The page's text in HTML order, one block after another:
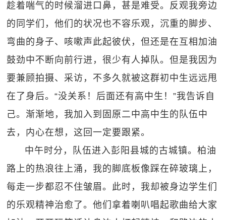
趁着喘气的时候溜进口鼻，甚是难受。反观我旁边
的同学们，他们的状况也不容乐观，沉重的脚步、
弯曲的身子、咳嗽声此起彼伏，但还是在互相加油
鼓劲中不断向前行进，很少有人掉队。但是我因为
要兼顾拍摄、采访，不多久就被这群初中生远远甩
在了身后。“没关系！后面还有高中生！”我告诉自
己。渐渐地，我加入到固原二中高中生的队伍中
去，内心在想，这回一定要跟紧。
中午时分，队伍进入彭阳县城的古城镇。柏油
路上的热浪往上涌，我的脚底板像踩在碎玻璃上，
每走一步都忍不住皱眉。此时，我却被身边学生们
的乐观精神治愈了。他们拿着喇叭唱起歌曲给大家